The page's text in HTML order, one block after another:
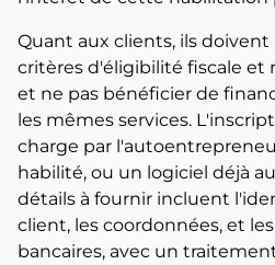
Quant aux clients, ils
critères d'éligibilité fiscale et
et ne pas bénéficier de
les mêmes services.
charge par
habilité, ou un logiciel déjà
détails à fournir incluent
client, les coordonnées, et
bancaires, avec un